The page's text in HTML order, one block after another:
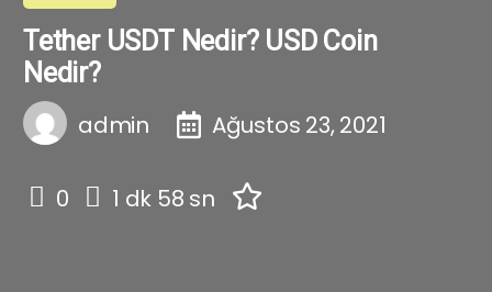
Tether USDT Nedir? USD Coin
Nedir?
admin Ağustos 23, 2021
0 1 dk 58 sn